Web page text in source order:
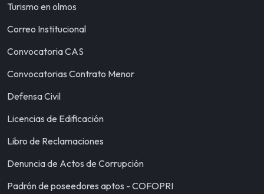
Turismo en olmos
Correo Institucional
Convocatoria CAS
Convocatorias Contrato Menor
Defensa Civil
Licencias de Edificación
Libro de Reclamaciones
Denuncia de Actos de Corrupción
Padrón de poseedores aptos - COFOPRI